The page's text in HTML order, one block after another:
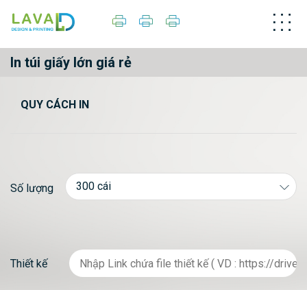
In túi giấy lớn giá rẻ
QUY CÁCH IN
Số lượng
Thiết kế